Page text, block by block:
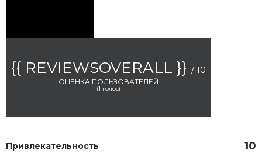
{{ REVIEWSOVERALL }} / 10
ОЦЕНКА ПОЛЬЗОВАТЕЛЕЙ
(1 голос)
Привлекательность 10